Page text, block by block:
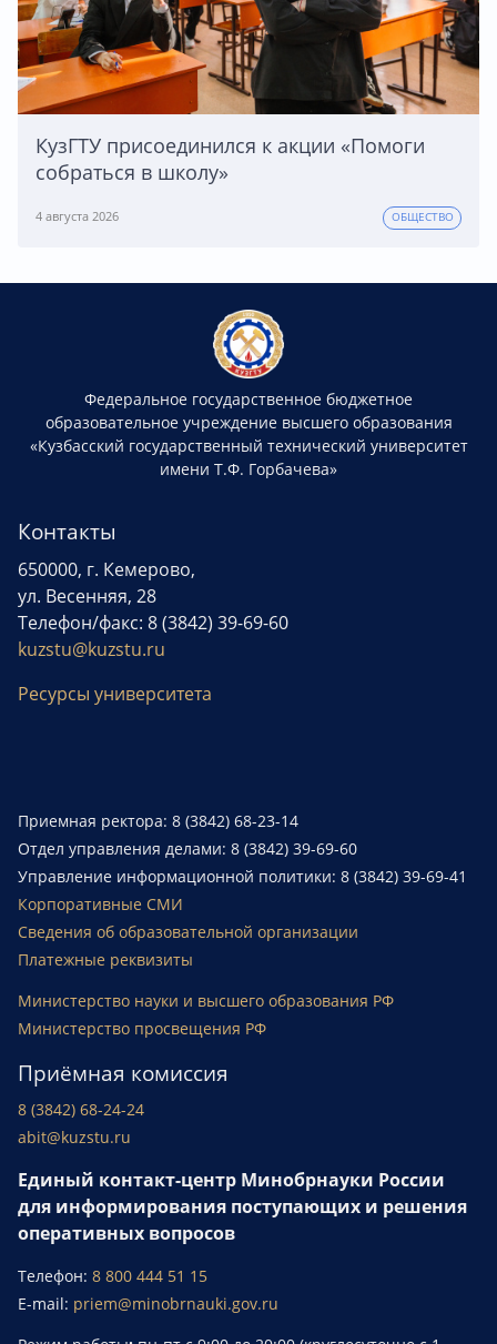
КузГТУ присоединился к акции «Помоги
собраться в школу»
4 августа 2026 ОБЩЕСТВО
Федеральное государственное бюджетное
образовательное учреждение высшего образования
«Кузбасский государственный технический университет
имени Т.Ф. Горбачева»
Контакты
650000, г. Кемерово,
ул. Весенняя, 28
Телефон/факс: 8 (3842) 39-69-60
kuzstu@kuzstu.ru
Ресурсы университета
Приемная ректора: 8 (3842) 68-23-14
Отдел управления делами: 8 (3842) 39-69-60
Управление информационной политики: 8 (3842) 39-69-41
Корпоративные СМИ
Сведения об образовательной организации
Платежные реквизиты
Министерство науки и высшего образования РФ
Министерство просвещения РФ
Приёмная комиссия
8 (3842) 68-24-24
abit@kuzstu.ru
Единый контакт-центр Минобрнауки России
для информирования поступающих и решения
оперативных вопросов
Телефон: 8 800 444 51 15
E-mail: priem@minobrnauki.gov.ru